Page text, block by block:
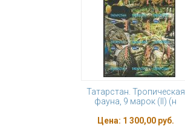
Татарстан. Тропическая
фауна, 9 марок (II) (н
Цена: 1 300,00 руб.